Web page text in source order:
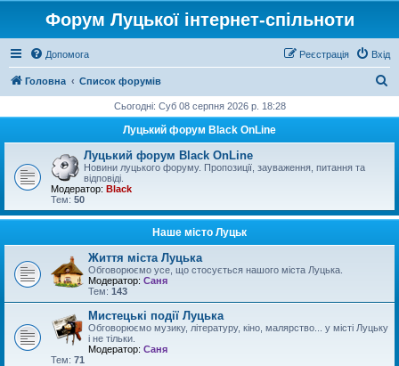
Форум Луцької інтернет-спільноти
Допомога Вхід
Реєстрація
Головна Список форумів
у
Сьогодні: Суб 08 серпня 2026 р. 18:28
Луцький форум Black OnLine
Луцький форум Black OnLine
Новини луцького форуму. Пропозиції, зауваження, питання та
відповіді.
Модератор: Black
Тем: 50
Наше місто Луцьк
Життя міста Луцька
Обговорюємо усе, що стосується нашого міста Луцька.
Модератор: Саня
Тем: 143
Мистецькі події Луцька
Обговорюємо музику, літературу, кіно, малярство... у місті Луцьку
і не тільки.
Модератор: Саня
Тем: 71